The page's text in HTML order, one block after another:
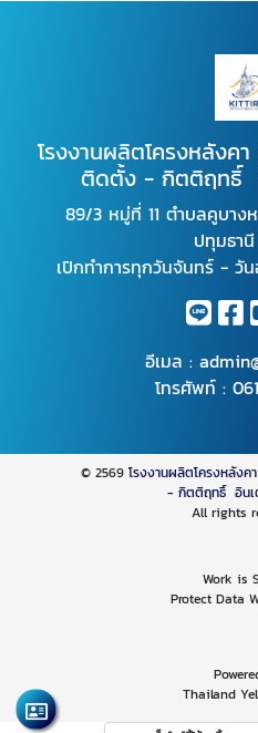
โรงงานผลิตโครงหลังค
ติดตั้ง - กิตติฤทธิ์
89/3 หมู่ที่ 11 ตำบลคูบาง
ปทุมธานี
เปิกทำการทุกวันจันทร์ - วั
อีเมล :
โทรศัพท์ :
© 2569 โรงงานผลิตโครงหลัง
- กิตติฤทธิ์ อินเ
All rights
Work is
Protect Data
Thailand